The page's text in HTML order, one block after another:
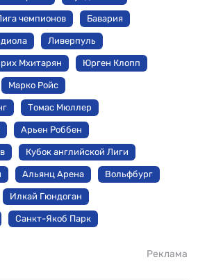
чемпионов Бавария
Ливерпуль
Мхитарян Юрген Клопп
Марко Ройс
Томас Мюллер
Арьен Роббен
Кубок английской Лиги
Альянц Арена Вольфбург
Илкай Гюндоган
Санкт-Якоб Парк
Реклама